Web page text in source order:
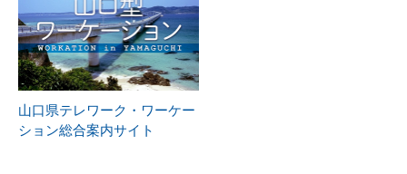
山口県テレワーク・ワーケー
ション総合案内サイト